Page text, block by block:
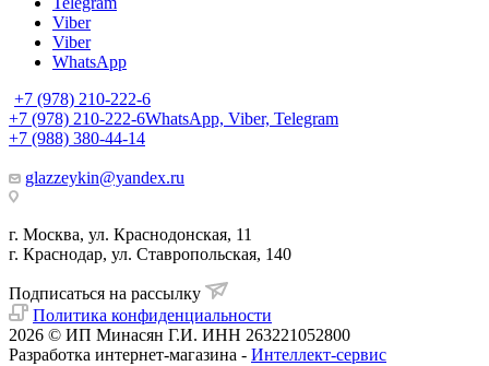
Viber
Viber
WhatsApp
+7 (978) 210-222-6
+7 (978) 210-222-6WhatsApp, Viber, Telegram
+7 (988) 380-44-14
glazzeykin@yandex.ru
г. Москва, ул. Краснодонская, 11
г. Краснодар, ул. Ставропольская, 140
Подписаться на рассылку
Политика конфиденциальности
2026 © ИП Минасян Г.И. ИНН 263221052800
Разработка интернет-магазина - Интеллект-сервис